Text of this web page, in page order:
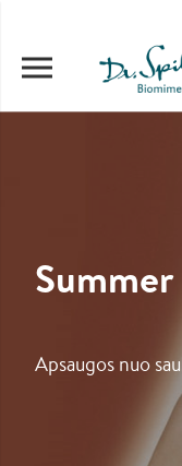
Apsaugos nuo